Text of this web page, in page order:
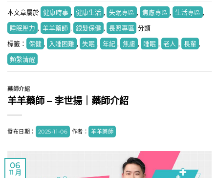
本文章屬於 健康時事 , 健康生活 , 失眠專區 , 焦慮專區 , 生活專區 ,
睡眠壓力 , 羊羊藥師 , 銀髮保健 , 長照專區 分類
標籤： 保健 , 入睡困難 , 失眠 , 年紀 , 焦慮 , 睡眠 , 老人 , 長輩 ,
頻繁清醒
藥師介紹
羊羊藥師 – 李世揚｜藥師介紹
發布日期： 2025-11-06 作者： 羊羊藥師
06
11 月